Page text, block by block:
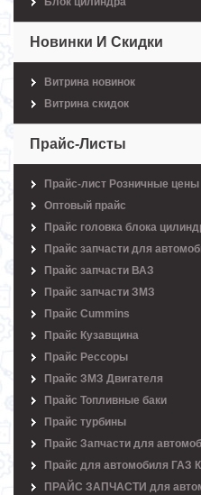
Новинки И Скидки
Витрина новинок
Витрина скидок
Прайс-Листы
Прайс-лист Розничные цены
Оптовый прайс
Прайс головка блока
Прайс запчасти для
Прайс запчасти ВАЗ
Прайс запчасти ЗМЗ
Прайс Cummins
Прайс Кузавщина
Прайс Рессоры
Прайс ЗМЗ Двигателя
Прайс Топливные баки
Прайс турбины
Прайс Запчасти для
Прайс для автомобиля ГАЗ
ПРАЙС ЗАПЧАСТИ для